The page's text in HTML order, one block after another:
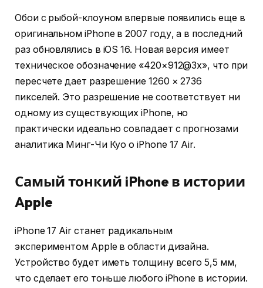
Обои с рыбой-клоуном впервые появились еще в
оригинальном iPhone в 2007 году, а в последний
раз обновлялись в iOS 16. Новая версия имеет
техническое обозначение «420×912@3x», что при
пересчете дает разрешение 1260 × 2736
пикселей. Это разрешение не соответствует ни
одному из существующих iPhone, но
практически идеально совпадает с прогнозами
аналитика Минг-Чи Куо о iPhone 17 Air.
Самый тонкий iPhone в истории
Apple
iPhone 17 Air станет радикальным
экспериментом Apple в области дизайна.
Устройство будет иметь толщину всего 5,5 мм,
что сделает его тоньше любого iPhone в истории.